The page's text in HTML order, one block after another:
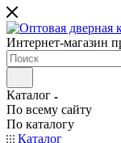
Интернет-магазин
Каталог
По всему сайту
По каталогу
Каталог